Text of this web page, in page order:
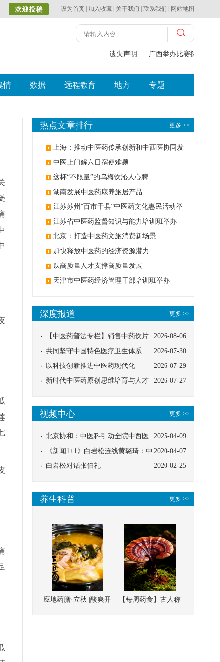
设为首页 加入收藏 关于我们 联系我们 网站地图
遗失声明 广西举办比赛探索中（
情 数据 远程教育 地方 专题
更多 >>
热点文章排行
上海：推动中医药传承创新和中西医协同发
展 中医上门解六日宿便难题
这杯“不限量”的乌梅饮沁人心脾
湖南发展中医药康养旅居产品
江苏苏州“百市千县”中医药文化惠民活动举
办 江苏省中医药监督知识与能力培训班举办
北京：打造中医药文旅消费新场景
加快释放中医药的经济资源潜力
以高质量人才支撑高质量发展
天津市中医药经济管理干部培训班举办
更多 >>
深度报道
2026-08-06
【中医药普法专栏】销售中药饮片
应告知煎服方法及注意事项
2026-07-30
共同坚守中国特色医疗卫生体系
2026-07-29
以科技创新推进中医药现代化
2026-07-27
新时代中医药原创思维培育与人才
更多 >>
视频中心
2025-04-09
北京协和：中医科引动全院中西医
协同
2020-04-07
《新闻1+1》白岩松连线黄璐琦：中
医救治的临床效果
2020-02-25
白岩松对话张伯礼
更多 >>
养生科普
应地药膳·立秋 |酸爽开
【每周药食】古人称